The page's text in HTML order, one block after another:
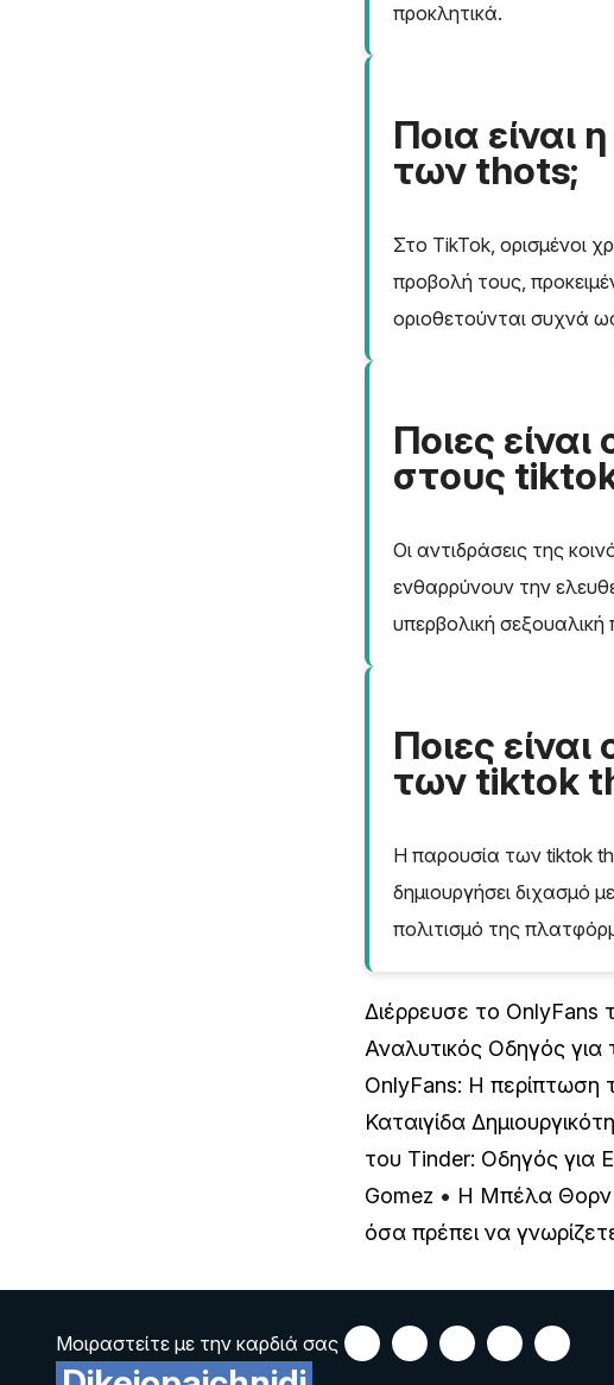
προκλητικά.
Ποια είναι
των thots;
Στο TikTok, ορισμένοι
προβολή τους,
οριοθετούνται συχνά
Ποιες
στους
Οι αντιδράσεις της
ενθαρρύνουν την
υπερβολική
Ποιες
των tiktok
Η παρουσία των tiktok
δημιουργήσει διχασμό
πολιτισμό της
Διέρρευσε το OnlyFans
Αναλυτικός Οδηγός για
OnlyFans: Η περίπτωση
Καταιγίδα
του Tinder: Οδηγός για
Gomez • Η Μπέλα Θορν
όσα πρέπει να
Μοιραστείτε με την καρδιά σας